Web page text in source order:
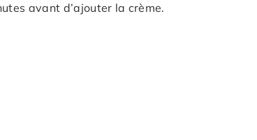
avant d’ajouter la crème.